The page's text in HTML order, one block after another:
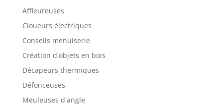
Affleureuses
Cloueurs électriques
Conseils menuiserie
Création d'objets en bois
Décapeurs thermiques
Défonceuses
Meuleuses d'angle